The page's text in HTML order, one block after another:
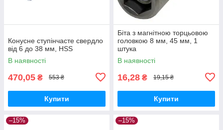
Конусне ступінчасте свердло
від 6 до 38 мм, HSS
В наявності
470,05 ₴ 553 ₴
Купити
Біта з магнітною торцьовою
головкою 8 мм, 45 мм, 1
штука
В наявності
16,28 ₴ 19,15 ₴
Купити
–15% –15%